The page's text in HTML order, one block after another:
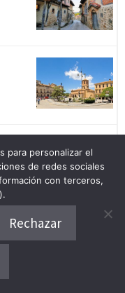
para personalizar el
de redes sociales
con terceros,
Rechazar